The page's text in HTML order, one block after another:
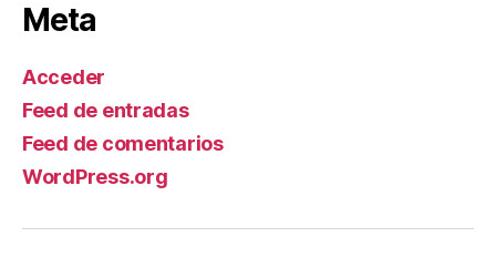
Meta
Acceder
Feed de entradas
Feed de comentarios
WordPress.org